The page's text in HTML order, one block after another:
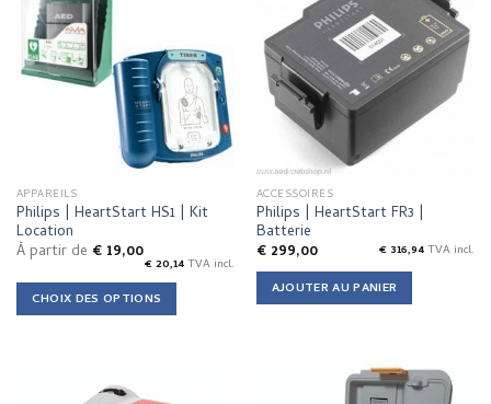
APPAREILS
Philips | HeartStart HS1 | Kit
Location
À partir de €19,00€20,14TVA incl.
CHOIX DES OPTIONS
ACCESSOIRES
Philips | HeartStart FR3 |
Batterie
€299,00 € 316,94TVA incl.
AJOUTER AU PANIER